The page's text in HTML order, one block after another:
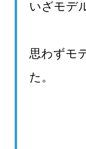
いざモデ
思わずモ
た。